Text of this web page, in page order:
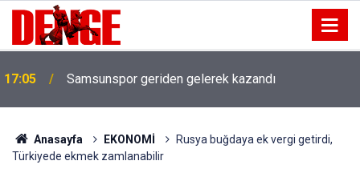
17:05 Samsunspor geriden gelerek kazandı
Anasayfa EKONOMİ
Rusya buğdaya ek vergi getirdi,
Türkiyede ekmek zamlanabilir